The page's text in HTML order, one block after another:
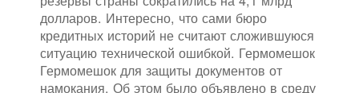
долларов. Интересно, что сами бюро
кредитных историй не считают сложившуюся
ситуацию технической ошибкой. Гермомешок
Гермомешок для защиты документов от
намокания. Об этом было объявлено в среду